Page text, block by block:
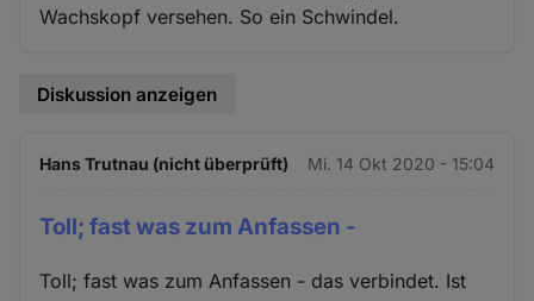
Wachskopf versehen. So ein Schwindel.
Diskussion anzeigen
Hans Trutnau (nicht überprüft) Mi. 14 Okt 2020 - 15:04
Toll; fast was zum Anfassen -
Toll; fast was zum Anfassen - das verbindet. Ist